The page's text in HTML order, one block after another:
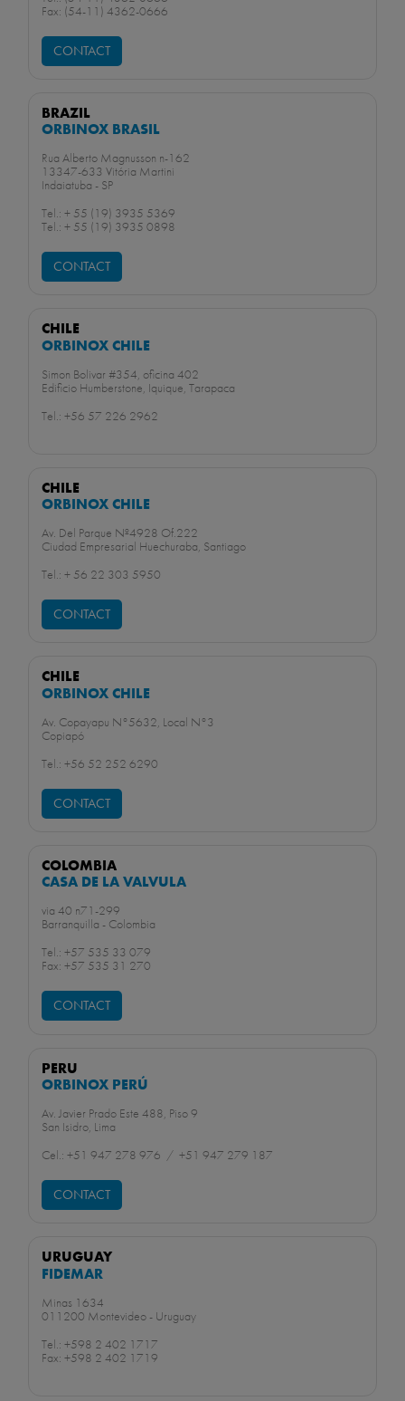
Fax: (54-11) 4362-0666
CONTACT
BRAZIL
ORBINOX BRASIL
Rua Alberto Magnusson n-162
13347-633 Vitória Martini
Indaiatuba - SP
Tel.: + 55 (19) 3935 5369
Tel.: + 55 (19) 3935 0898
CONTACT
CHILE
ORBINOX CHILE
Simon Bolivar #354, oficina 402
Edificio Humberstone, Iquique, Tarapaca
Tel.: +56 57 226 2962
CHILE
ORBINOX CHILE
Av. Del Parque Nº4928 Of.222
Ciudad Empresarial Huechuraba, Santiago
Tel.: + 56 22 303 5950
CONTACT
CHILE
ORBINOX CHILE
Av. Copayapu N°5632, Local N°3
Copiapó
Tel.: +56 52 252 6290
CONTACT
COLOMBIA
CASA DE LA VALVULA
via 40 n71-299
Barranquilla - Colombia
Tel.: +57 535 33 079
Fax: +57 535 31 270
CONTACT
PERU
ORBINOX PERÚ
Av. Javier Prado Este 488, Piso 9
San Isidro, Lima
Cel.: +51 947 278 976 / +51 947 279 187
CONTACT
URUGUAY
FIDEMAR
Minas 1634
011200 Montevideo - Uruguay
Tel.: +598 2 402 1717
Fax: +598 2 402 1719